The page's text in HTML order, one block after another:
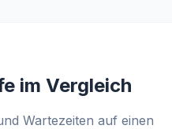
im Vergleich
Wartezeiten auf einen